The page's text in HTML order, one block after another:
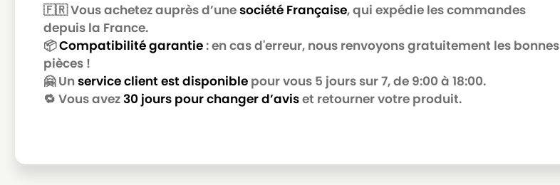
🇫🇷 Vous achetez auprès d’unesociété Française, qui expédie les commandes
depuis la France.
📦Compatibilité garantie: en cas d'erreur, nous renvoyons gratuitement les bonnes
pièces !
🤗 Un service client est disponible pour vous 5 jours sur 7, de 9:00 à 18:00.
🔁 Vous avez30 jours pour changer d’aviset retourner votre produit.